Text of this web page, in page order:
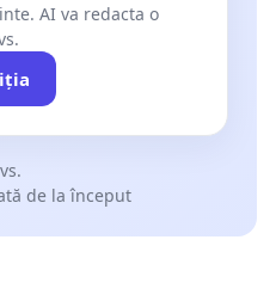
AI va redacta o
de la început